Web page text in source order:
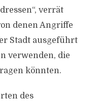
verrät
denen Angriffe
Stadt ausgeführt
verwenden, die
könnten.
des